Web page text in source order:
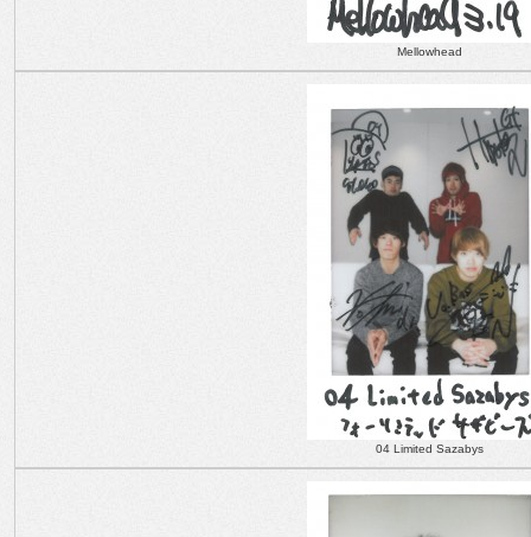
Mellowhead
04 Limited Sazabys